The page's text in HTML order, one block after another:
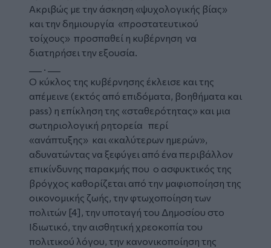
Ακριβώς με την άσκηση «ψυχολογικής βίας»
και την δημιουργία «προστατευτικού
τοίχους» προσπαθεί η κυβέρνηση να
διατηρήσει την εξουσία.
___ . ___
Ο κύκλος της κυβέρνησης έκλεισε και της
απέμεινε (εκτός από επιδόματα, βοηθήματα και
pass) η επίκληση της «σταθερότητας» και μια
σωτηριολογική ρητορεία περί
«ανάπτυξης» και «καλύτερων ημερών»,
αδυνατώντας να ξεφύγει από ένα περιβάλλον
επικίνδυνης παρακμής που ο ασφυκτικός της
βρόγχος καθορίζεται από την μαφιοποίηση της
οικονομικής ζωής, την φτωχοποίηση των
πολιτών [4], την υποταγή του Δημοσίου στο
Ιδιωτικό, την αισθητική χρεοκοπία του
πολιτικού λόγου, την κανονικοποίηση της